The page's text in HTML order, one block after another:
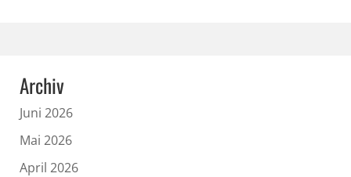
Archiv
Juni 2026
Mai 2026
April 2026